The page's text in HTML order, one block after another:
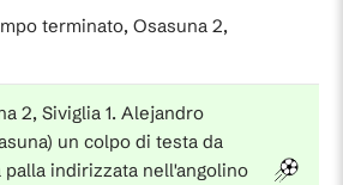
terminato, Osasuna 2,
2, Siviglia 1. Alejandro
un colpo di testa da
palla indirizzata nell'angolino